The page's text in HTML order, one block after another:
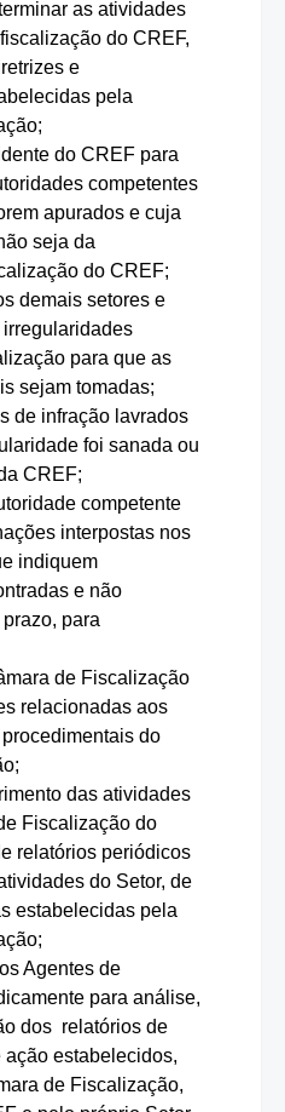
as atividades
do CREF,
e
pela
do CREF para
competentes
apurados e cuja
seja da
do CREF;
demais setores e
para que as
sejam tomadas;
de infração lavrados
foi sanada ou
CREF;
competente
interpostas nos
indiquem
e não
para
de Fiscalização
relacionadas aos
do
das atividades
Fiscalização do
relatórios periódicos
do Setor, de
estabelecidas pela
Agentes de
para análise,
dos relatórios de
estabelecidos,
de Fiscalização,